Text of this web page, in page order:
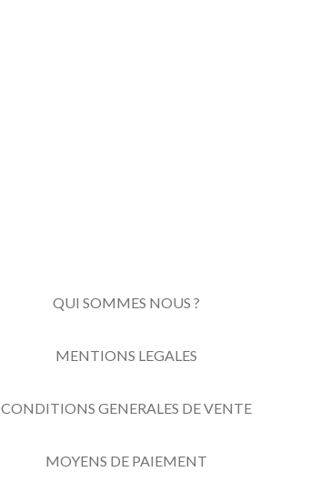
QUI SOMMES NOUS ?
MENTIONS LEGALES
CONDITIONS GENERALES DE VENTE
MOYENS DE PAIEMENT